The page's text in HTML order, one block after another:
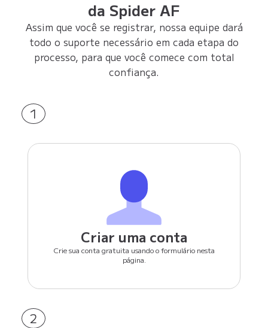
da Spider AF
Assim que você se registrar, nossa equipe dará
todo o suporte necessário em cada etapa do
processo, para que você comece com total
confiança.
1
2
Criar uma conta
Crie sua conta gratuita usando o formulário nesta
página.